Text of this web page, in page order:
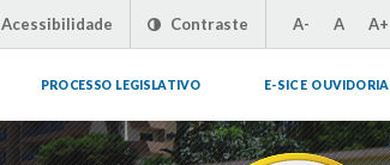
Acessibilidade Contraste A- A A+
PROCESSO LEGISLATIVO E-SIC E OUVIDORIA